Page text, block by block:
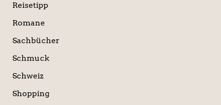
Reisetipp
Romane
Sachbücher
Schmuck
Schweiz
Shopping